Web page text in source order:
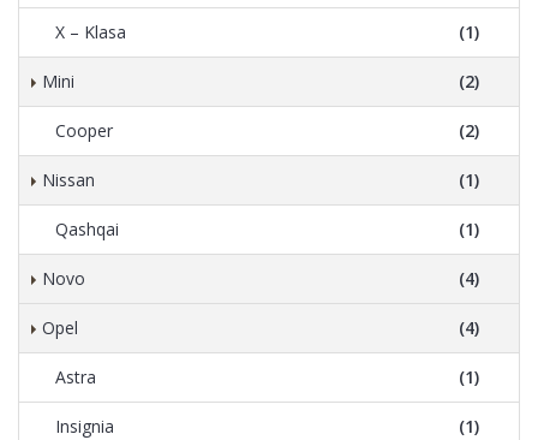
X – Klasa (1)
Mini (2)
Cooper (2)
Nissan (1)
Qashqai (1)
Novo (4)
Opel (4)
Astra (1)
Insignia (1)